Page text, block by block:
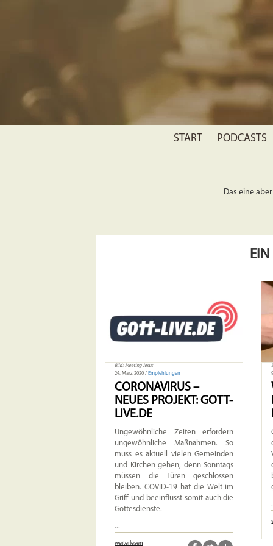
START PODCASTS
Das eine
EIN
Bild: Meeting Jesus
24. März 2020 / Empfehlungen
CORONAVIRUS –
NEUES PROJEKT: GOTT-
LIVE.DE
Ungewöhnliche Zeiten erfordern
ungewöhnliche Maßnahmen. So
muss es aktuell vielen Gemeinden
und Kirchen gehen, denn Sonntags
müssen die Türen geschlossen
bleiben. COVID-19 hat die Welt im
Griff und beeinflusst somit auch die
Gottesdienste.
...
weiterlesen